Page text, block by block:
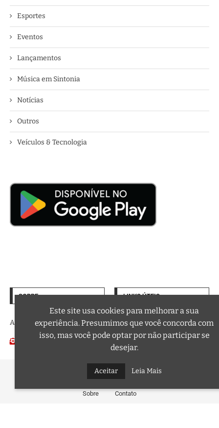
Esportes
Eventos
Lançamentos
Música em Sintonia
Notícias
Outros
Veículos & Tecnologia
SOBRE
A trilha sonora da sua vida
Email:
LINKS ÚTEIS
Termos de Uso
Política de Privacidade
Podcasts
@2026 – Todos os Direitos Reservados a Curta FM
Sobre Contato
Este site usa cookies para melhorar a sua
experiência. Presumimos que você concorda com
isso, mas você pode optar por não participar se
desejar.
Aceitar Leia Mais